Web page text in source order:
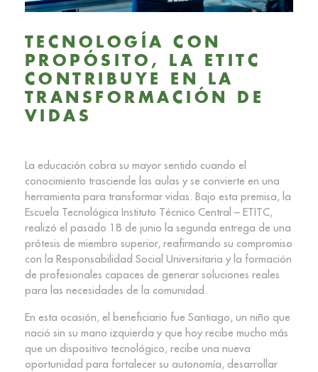
TECNOLOGÍA CON
PROPÓSITO, LA ETITC
CONTRIBUYE EN LA
TRANSFORMACIÓN DE
VIDAS
La educación cobra su mayor sentido cuando el
conocimiento trasciende las aulas y se convierte en una
herramienta para transformar vidas. Bajo esta premisa, la
Escuela Tecnológica Instituto Técnico Central – ETITC,
realizó el pasado 18 de junio la segunda entrega de una
prótesis de miembro superior, reafirmando su compromiso
con la Responsabilidad Social Universitaria y la formación
de profesionales capaces de generar soluciones reales
para las necesidades de la comunidad.
En esta ocasión, el beneficiario fue Santiago, un niño que
nació sin su mano izquierda y que hoy recibe mucho más
que un dispositivo tecnológico, recibe una nueva
oportunidad para fortalecer su autonomía, desarrollar